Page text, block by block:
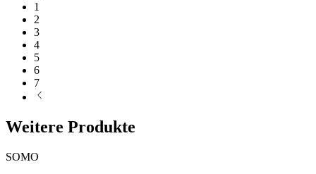
1
2
3
4
5
6
7
Weitere Produkte
SOMO